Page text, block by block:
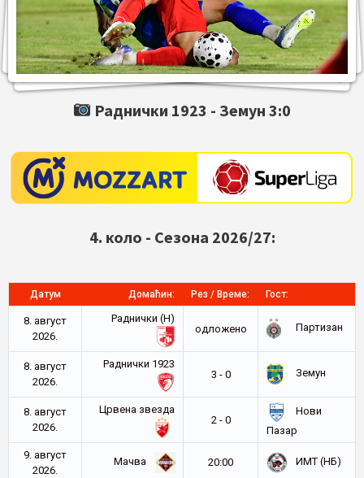
Раднички 1923 -Земун 3:0
4. коло - Сезона 2026/27:
Датум Домаћин: Рез / Време: Гост:
8. август
2026.
Раднички (Н)
oдложено
Партизан
8. август
2026.
Раднички 1923
3 - 0
Земун
8. август
2026.
Црвена звезда
2 - 0
Нови
Пазар
9. август
2026.
Мачва 20:00 ИМТ (НБ)